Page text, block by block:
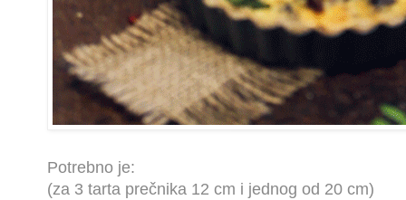
Potrebno je:
(za 3 tarta prečnika 12 cm i jednog od 20 cm)